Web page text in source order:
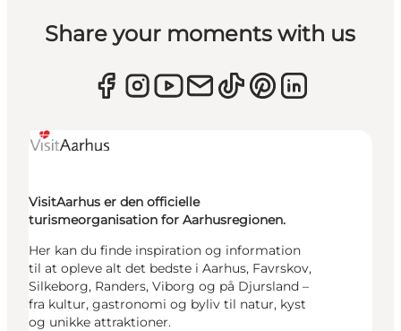
Share your moments with us
VisitAarhus er den officielle
turismeorganisation for Aarhusregionen.
Her kan du finde inspiration og information
til at opleve alt det bedste i Aarhus, Favrskov,
Silkeborg, Randers, Viborg og på Djursland –
fra kultur, gastronomi og byliv til natur, kyst
og unikke attraktioner.